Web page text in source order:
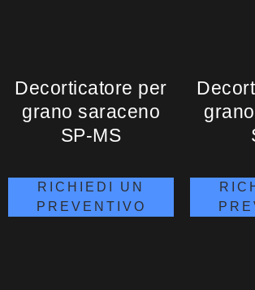
Decorticatore per
grano saraceno
SP-MS
RICHIEDI UN
PREVENTIVO